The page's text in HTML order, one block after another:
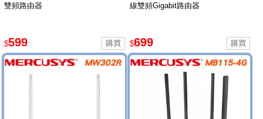
雙頻路由器
$599
線雙頻Gigabit路由器
$699